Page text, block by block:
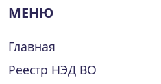
МЕНЮ
Главная
Реестр НЭД ВО